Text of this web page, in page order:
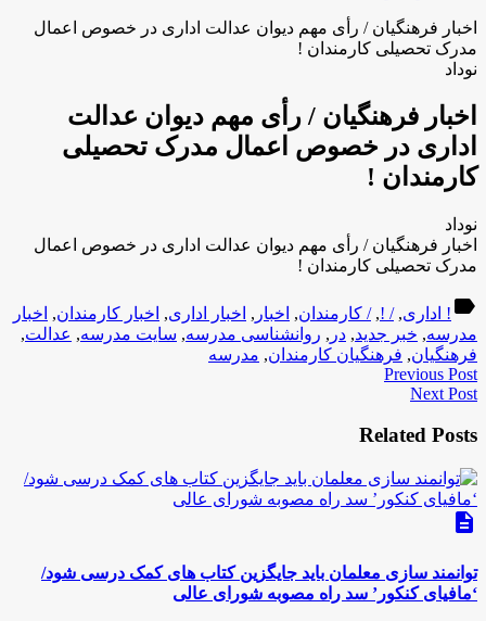
اخبار فرهنگیان / رأی مهم دیوان عدالت اداری در خصوص اعمال
مدرک تحصیلی کارمندان !
نوداد
اخبار فرهنگیان / رأی مهم دیوان عدالت
اداری در خصوص اعمال مدرک تحصیلی
کارمندان !
نوداد
اخبار فرهنگیان / رأی مهم دیوان عدالت اداری در خصوص اعمال
مدرک تحصیلی کارمندان !
label ! اداری,
/ !
,/ کارمندان, اخبار , اخبار اداری, اخبار کارمندان, اخبار
مدرسه, خبر جدید, در , روانشناسی مدرسه, سایت مدرسه, عدالت,
فرهنگیان, فرهنگیان کارمندان, مدرسه
Previous Post
Next Post
Related Posts
description
توانمند سازی معلمان باید جایگزین کتاب های کمک درسی شود/
‘مافیای کنکور’ سد راه مصوبه شورای عالی